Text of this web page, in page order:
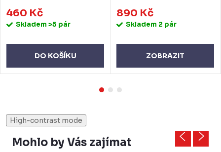
460 Kč
Skladem >5 pár
DO KOŠÍKU
890 Kč
Skladem 2 pár
ZOBRAZIT
High-contrast mode
Mohlo by Vás zajímat